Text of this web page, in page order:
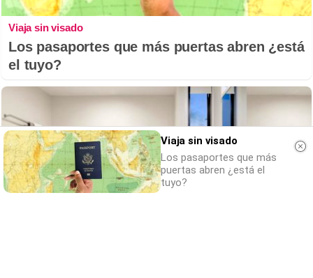
Viaja sin visado
Los pasaportes que más puertas abren ¿está
el tuyo?
Viaja sin visado
Los pasaportes que más
puertas abren ¿está el
tuyo?